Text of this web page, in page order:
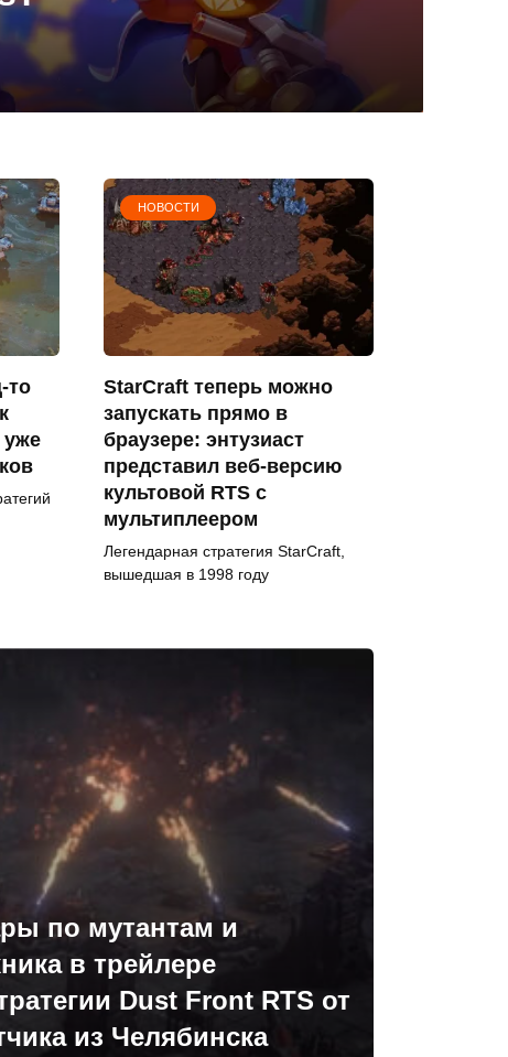
то
уже
НОВОСТИ
StarCraft теперь можно
запускать прямо в
браузере: энтузиаст
представил веб-версию
культовой RTS с
мультиплеером
Легендарная стратегия StarCraft,
вышедшая в 1998 году
по мутантам и
в трейлере
Dust Front RTS от
из Челябинска